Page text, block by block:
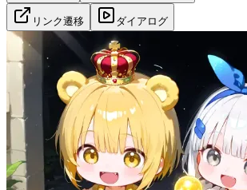
リンク遷移 ダイアログ